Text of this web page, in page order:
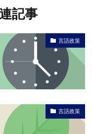
記事
言語政策
言語政策